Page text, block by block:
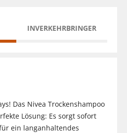
INVERKEHRBRINGER
Das Nivea Trockenshampoo
Lösung: Es sorgt sofort
ein langanhaltendes